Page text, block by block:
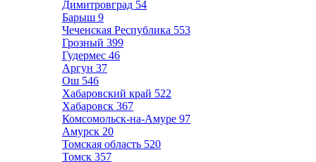
Димитровград 54
Барыш 9
Чеченская Республика 553
Грозный 399
Гудермес 46
Аргун 37
Ош 546
Хабаровский край 522
Хабаровск 367
Комсомольск-на-Амуре 97
Амурск 20
Томская область 520
Томск 357